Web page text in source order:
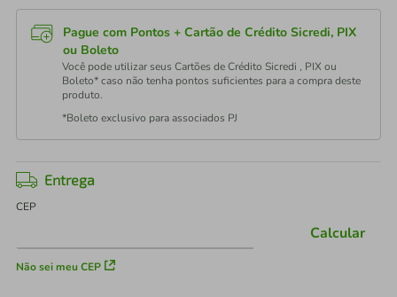
Pague com Pontos + Cartão de Crédito Sicredi, PIX
ou Boleto
Você pode utilizar seus Cartões de Crédito Sicredi , PIX ou
Boleto* caso não tenha pontos suficientes para a compra deste
produto.
*Boleto exclusivo para associados PJ
Entrega
CEP
Não sei meu CEP
Calcular